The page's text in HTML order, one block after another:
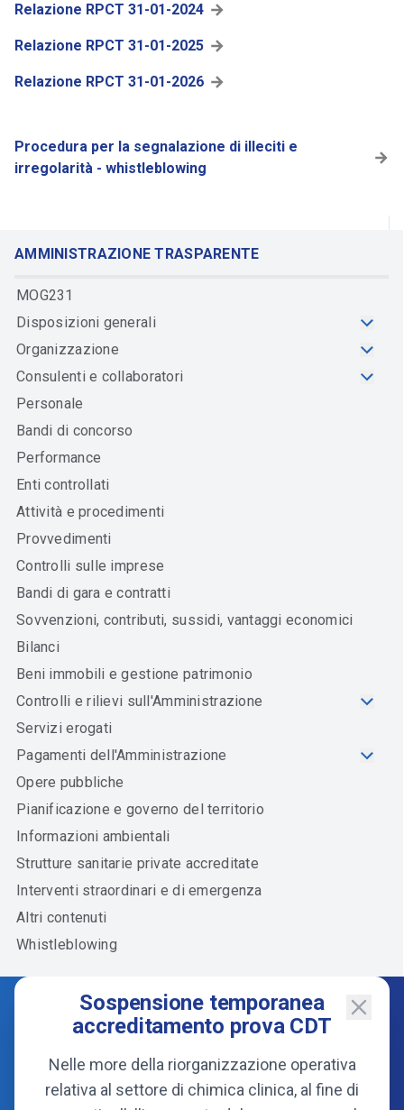
AMMINISTRAZIONE TRASPARENTE
MOG231
Disposizioni generali
Organizzazione
Consulenti e collaboratori
Personale
Bandi di concorso
Performance
Enti controllati
Attività e procedimenti
Provvedimenti
Controlli sulle imprese
Bandi di gara e contratti
Sovvenzioni, contributi, sussidi, vantaggi economici
Bilanci
Beni immobili e gestione patrimonio
Controlli e rilievi sull'Amministrazione
Servizi erogati
Pagamenti dell'Amministrazione
Opere pubbliche
Pianificazione e governo del territorio
Informazioni ambientali
Strutture sanitarie private accreditate
Interventi straordinari e di emergenza
Altri contenuti
Whistleblowing
Relazione RPCT 31-01-2024
Relazione RPCT 31-01-2025
Relazione RPCT 31-01-2026
Procedura per la segnalazione di illeciti e
irregolarità - whistleblowing
Sospensione temporanea
accreditamento prova CDT
Nelle more della riorganizzazione operativa
relativa al settore di chimica clinica, al fine di